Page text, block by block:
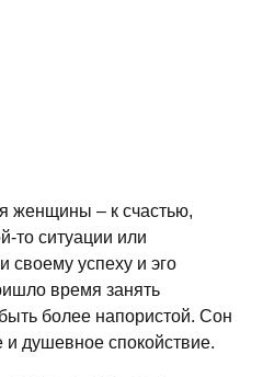
женщины – к счастью,
то ситуации или
своему успеху и эго
время занять
более напористой. Сон
душевное спокойствие.